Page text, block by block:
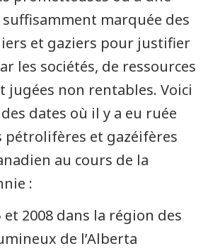
marquée des
et gaziers pour justifier
les sociétés, de ressources
jugées non rentables. Voici
dates où il y a eu ruée
pétrolifères et gazéifères
au cours de la
:
et 2008 dans la région des
de l’Alberta